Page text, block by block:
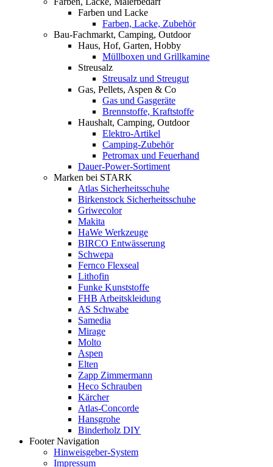
Farben und Lacke
Farben, Lacke, Zubehör
Bau-Fachmarkt, Camping, Outdoor
Haus, Hof, Garten, Hobby
Müllboxen und Grillkamine
Streusalz
Streusalz und Streugut
Gas, Pellets, Aspen & Co
Gas und Gasgeräte
Brennstoffe, Kraftstoffe
Haushalt, Camping, Outdoor
Elektro-Artikel
Camping-Zubehör
Petromax und Feuerhand
Dauer-Power-Sortiment
Marken bei STARK
Atlas Sicherheitsschuhe
Birkenstock Sicherheitsschuhe
Griwecolor
Makita
HaWe Werkzeuge
BIRCO Entwässerung
Schwepa
Fernco Flexseal
Lithofin
Funke Kunststoffe
FHB Arbeitskleidung
AS Schwabe
Samedia
Mirage
Molto
Aspen
Elten
Zapp Zimmermann
Heco Schrauben
Kärcher
Atlas-Concorde
Hansgrohe
Binderholz DIY
Footer Navigation
Hinweisgeber-System
Impressum